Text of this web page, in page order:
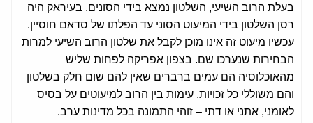
בעלת הרוב השיעי, השלטון נמצא בידי הסונים. בעיראק היה
רסן השלטון בידי המיעוט הסוני עד הפלתו של סדאם חוסיין.
עכשיו מיעוט זה אינו מוכן לקבל את שלטון הרוב השיעי למרות
הבחירות שנערכו שם. בצפון אפריקה לפחות שליש
מהאוכלוסיה הם עמים ברברים שאין להם שום חלק בשלטון
והם משוללי כל זכויות. עימות בין הרוב למיעוטים על בסיס
לאומני, אתני או דתי – זוהי התמונה בכל מדינות ערב.